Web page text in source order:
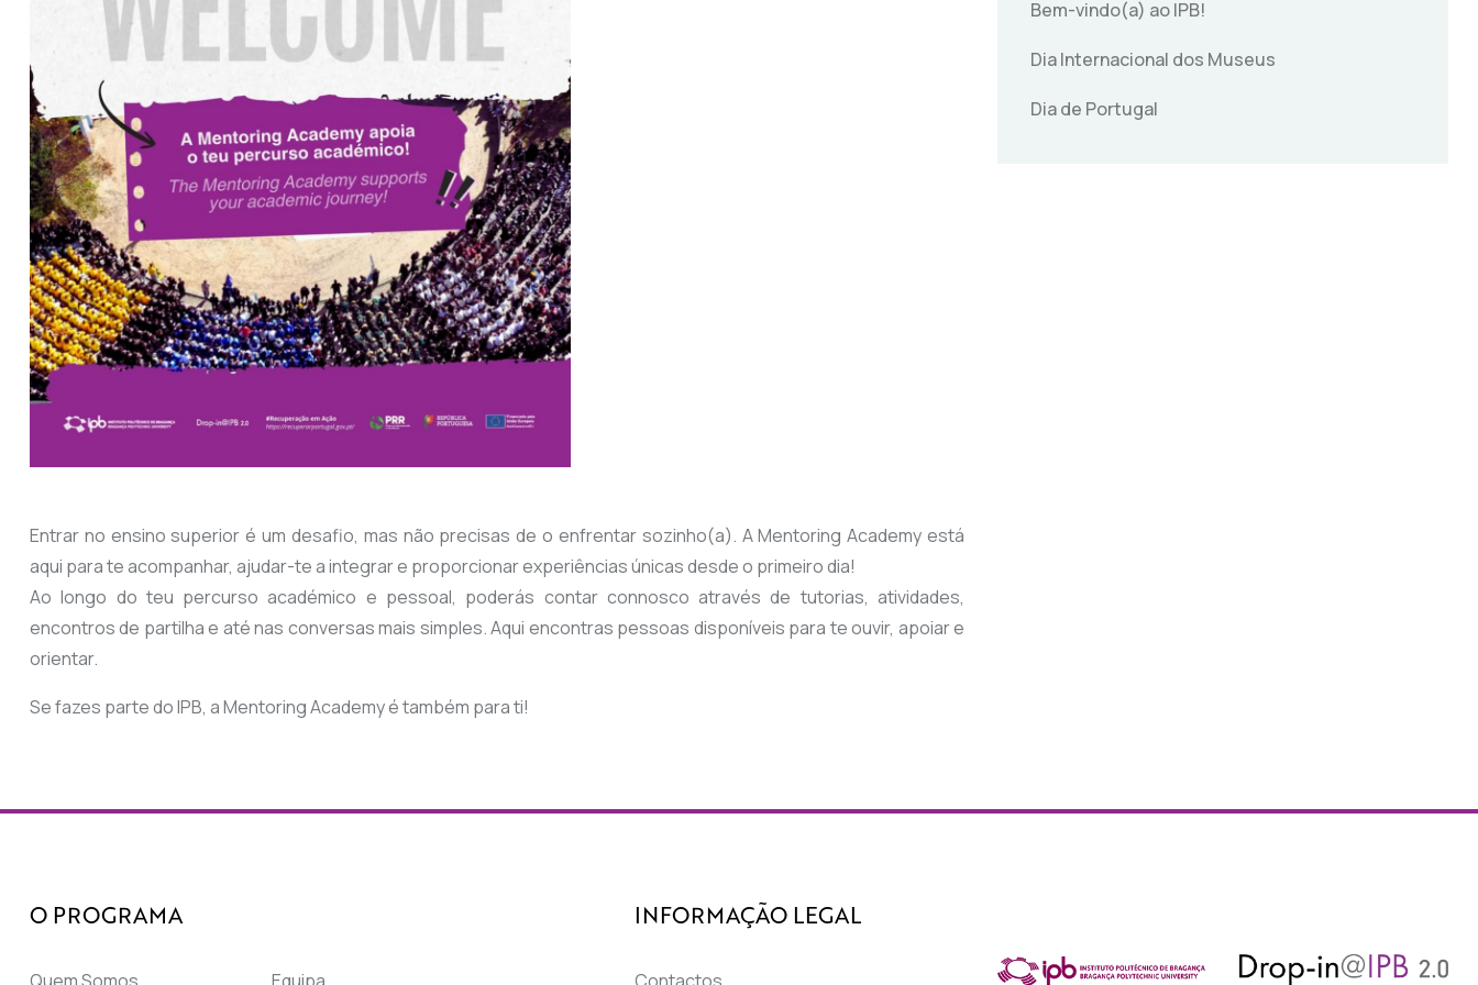
Entrar no ensino superior é um desafio, mas não precisas de o enfrentar sozinho(a). A Mentoring Academy está
aqui para te acompanhar, ajudar-te a integrar e proporcionar experiências únicas desde o primeiro dia!
Ao longo do teu percurso académico e pessoal, poderás contar connosco através de tutorias, atividades,
encontros de partilha e até nas conversas mais simples. Aqui encontras pessoas disponíveis para te ouvir, apoiar e
orientar.
Se fazes parte do IPB, a Mentoring Academy é também para ti!
Bem-vindo(a) ao IPB!
Dia Internacional dos Museus
Dia de Portugal
O PROGRAMA INFORMAÇÃO LEGAL